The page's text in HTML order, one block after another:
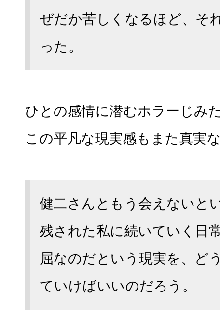
ぜだか苦しくなるほど、そ
った。
ひとの感情に潜むホラーじみ
この平凡な現実感もまた真実
健二さんともう会えないと
残された私に続いていく日
屈なのだという現実を、ど
ていけばいいのだろう。